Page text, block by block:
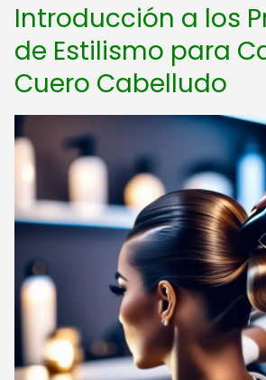
Introducción a los
de Estilismo para
Cuero Cabelludo